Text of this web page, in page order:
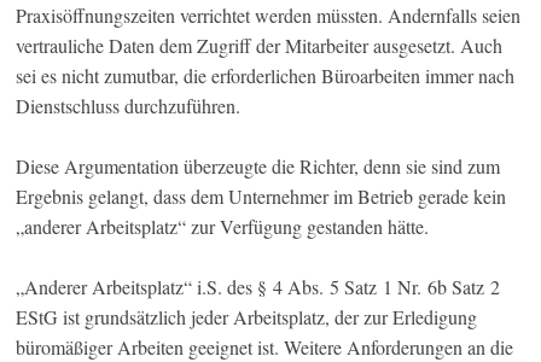
Praxisöffnungszeiten verrichtet werden müssten. Andernfalls seien
vertrauliche Daten dem Zugriff der Mitarbeiter ausgesetzt. Auch
sei es nicht zumutbar, die erforderlichen Büroarbeiten immer nach
Dienstschluss durchzuführen.
Diese Argumentation überzeugte die Richter, denn sie sind zum
Ergebnis gelangt, dass dem Unternehmer im Betrieb gerade kein
„anderer Arbeitsplatz“ zur Verfügung gestanden hätte.
„Anderer Arbeitsplatz“ i.S. des § 4 Abs. 5 Satz 1 Nr. 6b Satz 2
EStG ist grundsätzlich jeder Arbeitsplatz, der zur Erledigung
büromäßiger Arbeiten geeignet ist. Weitere Anforderungen an die